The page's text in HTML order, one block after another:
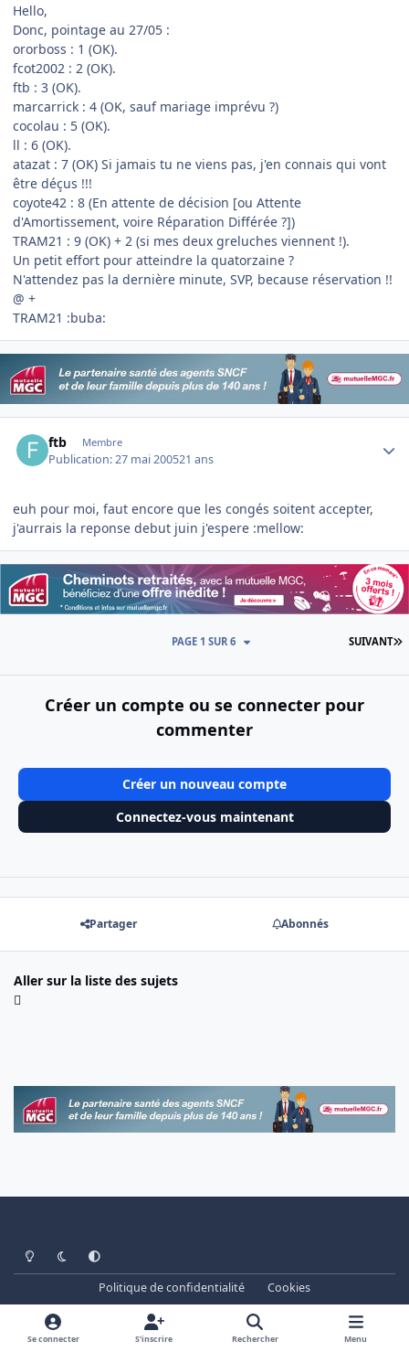
Hello,
Donc, pointage au 27/05 :
ororboss : 1 (OK).
fcot2002 : 2 (OK).
ftb : 3 (OK).
marcarrick : 4 (OK, sauf mariage imprévu ?)
cocolau : 5 (OK).
ll : 6 (OK).
atazat : 7 (OK) Si jamais tu ne viens pas, j'en connais qui vont
être déçus !!!
coyote42 : 8 (En attente de décision [ou Attente
d'Amortissement, voire Réparation Différée ?])
TRAM21 : 9 (OK) + 2 (si mes deux greluches viennent !).
Un petit effort pour atteindre la quatorzaine ?
N'attendez pas la dernière minute, SVP, because réservation !!
@ +
TRAM21 :buba:
ftb Membre
Publication:27 mai 200521 ans
euh pour moi, faut encore que les congés soitent accepter,
j'aurrais la reponse debut juin j'espere :mellow:
SUIVANT
PAGE 1 SUR 6
Créer un compte ou se connecter pour
commenter
Créer un nouveau compte
Connectez-vous maintenant
Partager Abonnés
Aller sur la liste des sujets
Light ModeDark ModeSystem Preference
Politique de confidentialité
Cookies
www.cheminots.net - Forum Libre depuis 2003
Powered by
Invision Community
Se connecter S’inscrire Rechercher Menu